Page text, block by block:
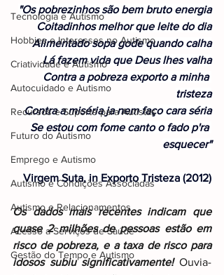
Tecnologia e Autismo
Hobbies e Interesses no Autismo
Criatividade e Autismo
Autocuidado e Autismo
Recursos e Suporte para Autistas
Futuro do Autismo
Emprego e Autismo
Autismo e Condições Associadas
Autismo e Relacionamentos
Acesso a Serviços de Saúde
Gestão do Tempo e Autismo
"Os pobrezinhos são bem bruto energia
Coitadinhos melhor que leite do dia
Alimentado sopa gode quando calha
Lá fazem vida que Deus lhes valha
Contra a pobreza exporto a minha
tristeza
Contra a miséria ja nem faço cara séria
Se estou com fome canto o fado p'ra
esquecer"
Virgem Suta, in Exporto Tristeza (2012)
Os dados mais recentes indicam que
quase 2 milhões de pessoas estão em
risco de pobreza, e a taxa de risco para
idosos subiu significativamente! Ouvia-